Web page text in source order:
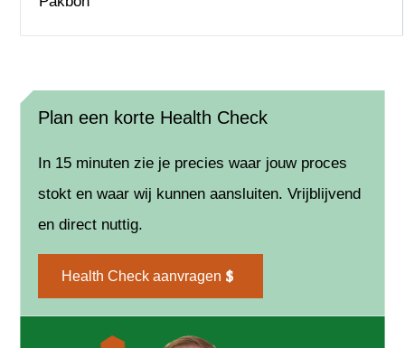
Plan een korte Health Check
In 15 minuten zie je precies waar jouw proces
stokt en waar wij kunnen aansluiten. Vrijblijvend
en direct nuttig.
Health Check aanvragen